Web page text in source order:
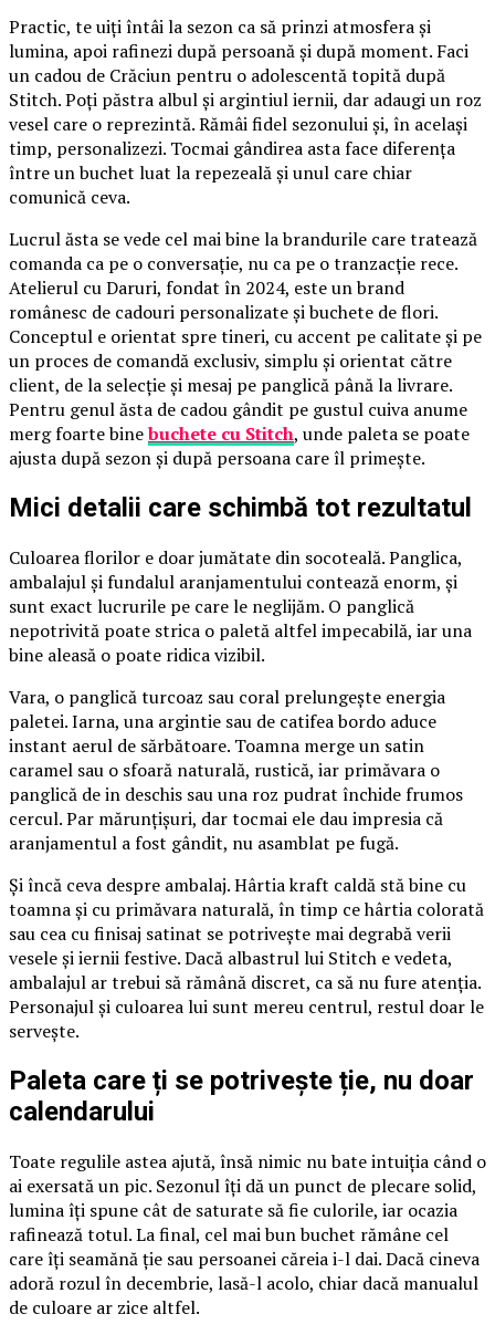
Practic, te uiți întâi la sezon ca să prinzi atmosfera și
lumina, apoi rafinezi după persoană și după moment. Faci
un cadou de Crăciun pentru o adolescentă topită după
Stitch. Poți păstra albul și argintiul iernii, dar adaugi un roz
vesel care o reprezintă. Rămâi fidel sezonului și, în același
timp, personalizezi. Tocmai gândirea asta face diferența
între un buchet luat la repezeală și unul care chiar
comunică ceva.
Lucrul ăsta se vede cel mai bine la brandurile care tratează
comanda ca pe o conversație, nu ca pe o tranzacție rece.
Atelierul cu Daruri, fondat în 2024, este un brand
românesc de cadouri personalizate și buchete de flori.
Conceptul e orientat spre tineri, cu accent pe calitate și pe
un proces de comandă exclusiv, simplu și orientat către
client, de la selecție și mesaj pe panglică până la livrare.
Pentru genul ăsta de cadou gândit pe gustul cuiva anume
merg foarte binebuchete cu Stitch, unde paleta se poate
ajusta după sezon și după persoana care îl primește.
Mici detalii care schimbă tot rezultatul
Culoarea florilor e doar jumătate din socoteală. Panglica,
ambalajul și fundalul aranjamentului contează enorm, și
sunt exact lucrurile pe care le neglijăm. O panglică
nepotrivită poate strica o paletă altfel impecabilă, iar una
bine aleasă o poate ridica vizibil.
Vara, o panglică turcoaz sau coral prelungește energia
paletei. Iarna, una argintie sau de catifea bordo aduce
instant aerul de sărbătoare. Toamna merge un satin
caramel sau o sfoară naturală, rustică, iar primăvara o
panglică de in deschis sau una roz pudrat închide frumos
cercul. Par mărunțișuri, dar tocmai ele dau impresia că
aranjamentul a fost gândit, nu asamblat pe fugă.
Și încă ceva despre ambalaj. Hârtia kraft caldă stă bine cu
toamna și cu primăvara naturală, în timp ce hârtia colorată
sau cea cu finisaj satinat se potrivește mai degrabă verii
vesele și iernii festive. Dacă albastrul lui Stitch e vedeta,
ambalajul ar trebui să rămână discret, ca să nu fure atenția.
Personajul și culoarea lui sunt mereu centrul, restul doar le
servește.
Paleta care ți se potrivește ție, nu doar
calendarului
Toate regulile astea ajută, însă nimic nu bate intuiția când o
ai exersată un pic. Sezonul îți dă un punct de plecare solid,
lumina îți spune cât de saturate să fie culorile, iar ocazia
rafinează totul. La final, cel mai bun buchet rămâne cel
care îți seamănă ție sau persoanei căreia i-l dai. Dacă cineva
adoră rozul în decembrie, lasă-l acolo, chiar dacă manualul
de culoare ar zice altfel.